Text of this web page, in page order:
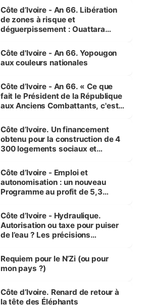
milieu des sinistrés
Côte d’Ivoire - An 66. Libération
de zones à risque et
déguerpissement : Ouattara
l'Etat de droit pour préserver les
vies humaines »
Côte d'Ivoire - An 66. Yopougon
aux couleurs nationales
Côte d’Ivoire - An 66. « Ce que
fait le Président de la République
aux Anciens Combattants, c'est
Côte d’Ivoire. Un financement
obtenu pour la construction de 4
300 logements sociaux et
et Yamoussoukro
Côte d’Ivoire - Emploi et
autonomisation : un nouveau
Programme au profit de 5,3
Côte d’Ivoire - Hydraulique.
Autorisation ou taxe pour puiser
de l’eau ? Les précisions
Requiem pour le N’Zi (ou pour
mon pays ?)
Côte d’Ivoire. Renard de retour à
la tête des Éléphants